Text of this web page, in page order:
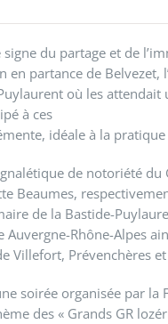
du partage et de
en partance de Belvezet,
où les
à ces
idéale à la
de notoriété du
Beaumes,
de la Bastide-
Auvergne-Rhône-Alpes
Villefort, Prévenchères
soirée organisée par la
des « Grands GR